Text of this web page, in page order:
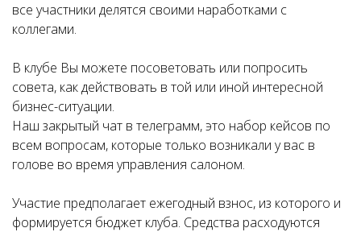
все участники делятся своими наработками с
коллегами.
В клубе Вы можете посоветовать или попросить
совета, как действовать в той или иной интересной
бизнес-ситуации.
Наш закрытый чат в телеграмм, это набор кейсов по
всем вопросам, которые только возникали у вас в
голове во время управления салоном.
Участие предполагает ежегодный взнос, из которого и
формируется бюджет клуба. Средства расходуются